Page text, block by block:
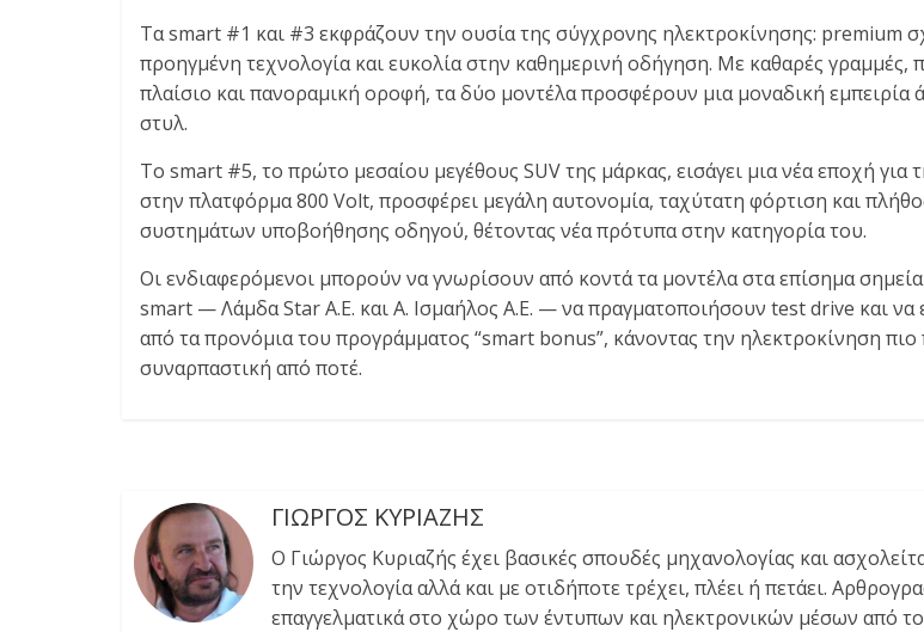
Τα smart #1 και #3 εκφράζουν την ουσία της σύγχρονης ηλεκτροκίνησης: premium
προηγμένη τεχνολογία και ευκολία στην καθημερινή οδήγηση. Με καθαρές γραμμές,
πλαίσιο και πανοραμική οροφή, τα δύο μοντέλα προσφέρουν μια μοναδική εμπειρία
στυλ.
Το smart #5, το πρώτο μεσαίου μεγέθους SUV της μάρκας, εισάγει μια νέα εποχή για
στην πλατφόρμα 800 Volt, προσφέρει μεγάλη αυτονομία, ταχύτατη φόρτιση και
συστημάτων υποβοήθησης οδηγού, θέτοντας νέα πρότυπα στην κατηγορία του.
Οι ενδιαφερόμενοι μπορούν να γνωρίσουν από κοντά τα μοντέλα στα επίσημα
smart — Λάμδα Star Α.Ε. και Α. Ισμαήλος Α.Ε. — να πραγματοποιήσουν test drive και
από τα προνόμια του προγράμματος “smart bonus”, κάνοντας την ηλεκτροκίνηση πιο
συναρπαστική από ποτέ.
ΓΙΩΡΓΟΣ ΚΥΡΙΑΖΗΣ
Ο Γιώργος Κυριαζής έχει βασικές σπουδές μηχανολογίας και
την τεχνολογία αλλά και με οτιδήποτε τρέχει, πλέει ή πετάει.
επαγγελματικά στο χώρο των έντυπων και ηλεκτρονικών μέσων από